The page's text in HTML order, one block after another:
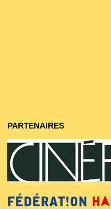
PARTENAIRES